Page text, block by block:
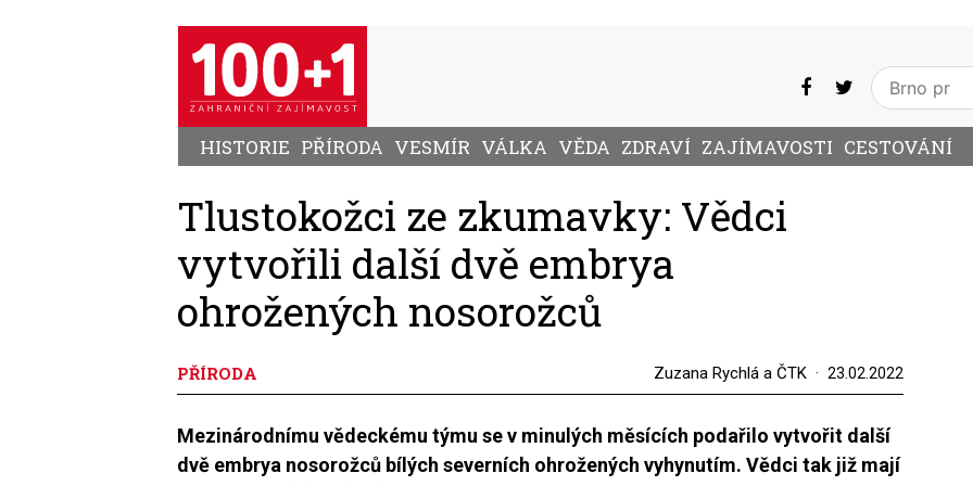
HISTORIE PŘÍRODA VESMÍR VÁLKA VĚDA ZDRAVÍ ZAJÍMAVOSTI CESTOVÁNÍ
Tlustokožci ze zkumavky: Vědci
vytvořili další dvě embrya
ohrožených nosorožců
PŘÍRODA Zuzana Rychlá a ČTK 23.02.2022
Mezinárodnímu vědeckému týmu se v minulých měsících podařilo vytvořit další
dvě embrya nosorožců bílých severních ohrožených vyhynutím. Vědci tak již mají